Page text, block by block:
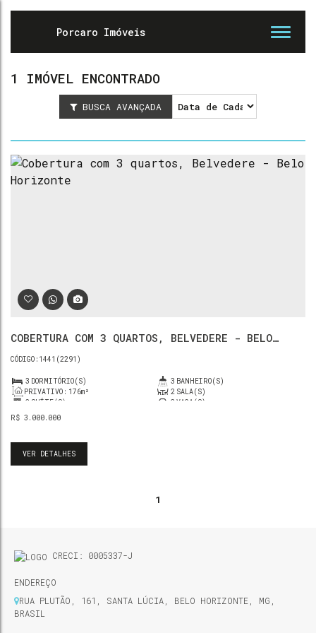
1 IMÓVEL ENCONTRADO
BUSCA AVANÇADA
COBERTURA COM 3 QUARTOS, BELVEDERE - BELO
R$ 3.000.000
1441 (2291)
3 DORMITÓRIO(S) 3 BANHEIRO(S)
PRIVATIVO: 176m² 2 SALA(S)
2 SUÍTE(S) 3 VAGA(S)
VER DETALHES
1
CRECI: 0005337-J
ENDEREÇO
RUA PLUTÃO
161 SANTA LÚCIA BELO HORIZONTE MG
BRASIL